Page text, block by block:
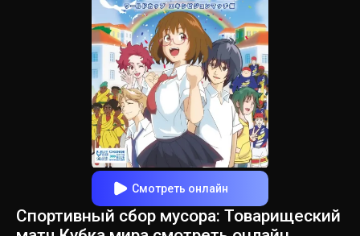
Смотреть онлайн
Спортивный сбор мусора: Товарищеский